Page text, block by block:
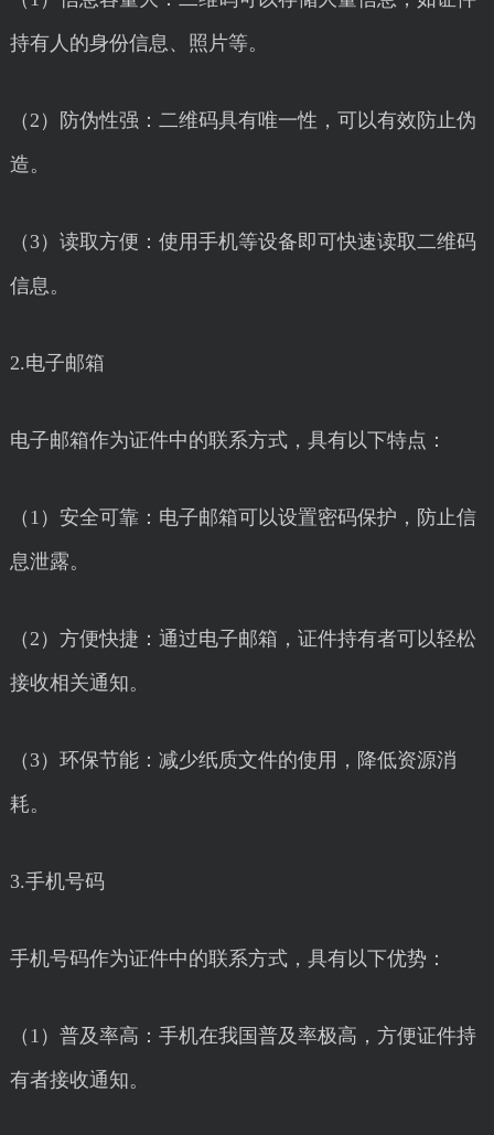
持有人的身份信息、照片等。
（2）防伪性强：二维码具有唯一性，可以有效防止伪
造。
（3）读取方便：使用手机等设备即可快速读取二维码
信息。
2.电子邮箱
电子邮箱作为证件中的联系方式，具有以下特点：
（1）安全可靠：电子邮箱可以设置密码保护，防止信
息泄露。
（2）方便快捷：通过电子邮箱，证件持有者可以轻松
接收相关通知。
（3）环保节能：减少纸质文件的使用，降低资源消
耗。
3.手机号码
手机号码作为证件中的联系方式，具有以下优势：
（1）普及率高：手机在我国普及率极高，方便证件持
有者接收通知。